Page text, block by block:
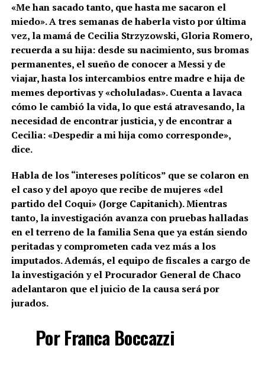
«Me han sacado tanto, que hasta me sacaron el
miedo». A tres semanas de haberla visto por última
vez, la mamá de Cecilia Strzyzowski, Gloria Romero,
recuerda a su hija: desde su nacimiento, sus bromas
permanentes, el sueño de conocer a Messi y de
viajar, hasta los intercambios entre madre e hija de
memes deportivas y «choluladas». Cuenta a lavaca
cómo le cambió la vida, lo que está atravesando, la
necesidad de encontrar justicia, y de encontrar a
Cecilia: «Despedir a mi hija como corresponde»,
dice.
Habla de los “intereses políticos” que se colaron en
el caso y del apoyo que recibe de mujeres «del
partido del Coqui» (Jorge Capitanich). Mientras
tanto, la investigación avanza con pruebas halladas
en el terreno de la familia Sena que ya están siendo
peritadas y comprometen cada vez más a los
imputados. Además, el equipo de fiscales a cargo de
la investigación y el Procurador General de Chaco
adelantaron que el juicio de la causa será por
jurados.
Por Franca Boccazzi